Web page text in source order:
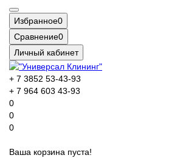
Избранное0
Сравнение0
Личный кабинет
+ 7 3852 53-43-93
+ 7 964 603 43-93
0
0
0
Ваша корзина пуста!